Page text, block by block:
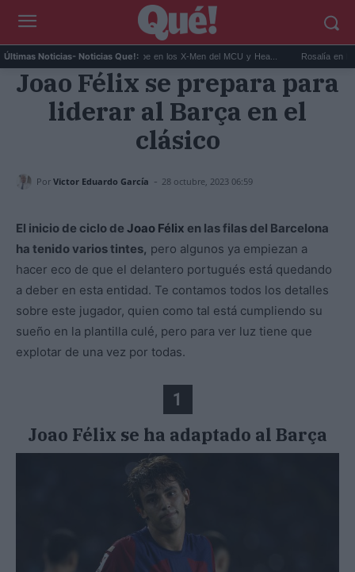
Últimas Noticias- Noticias Que!:
Kit Connor será Cíclope en los X-Men del MCU y Hea... Rosalía en
Joao Félix se prepara para
liderar al Barça en el
clásico
Por Victor Eduardo García - 28 octubre, 2023 06:59
El inicio de ciclo de Joao Félix en las filas del Barcelona
ha tenido varios tintes, pero algunos ya empiezan a
hacer eco de que el delantero portugués está quedando
a deber en esta entidad. Te contamos todos los detalles
sobre este jugador, quien como tal está cumpliendo su
sueño en la plantilla culé, pero para ver luz tiene que
explotar de una vez por todas.
1
Joao Félix se ha adaptado al Barça